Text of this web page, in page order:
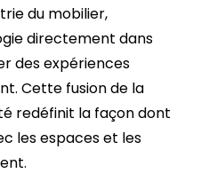
du mobilier,
directement dans
des expériences
Cette fusion de la
redéfinit la façon dont
les espaces et les